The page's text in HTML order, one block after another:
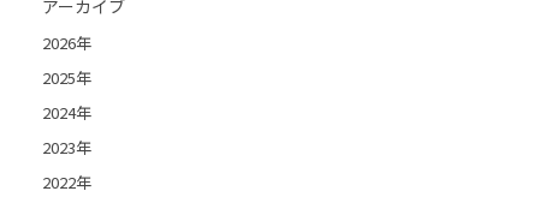
アーカイブ
2026年
2025年
2024年
2023年
2022年